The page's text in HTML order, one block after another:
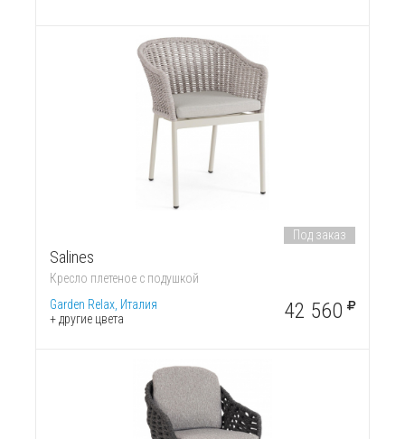
Salines
Кресло плетеное с подушкой
Garden Relax, Италия
+ другие цвета
Под заказ
42 560